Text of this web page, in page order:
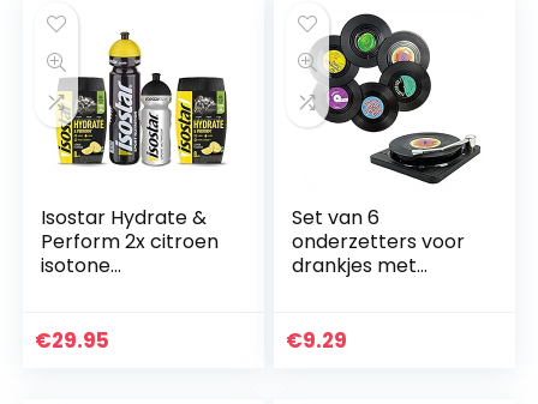
Isostar Hydrate &
Perform 2x citroen
isotone
flesje + 500 ml
€29.95
Set van 6
onderzetters voor
drankjes met
gepersonaliseerde
€9.29